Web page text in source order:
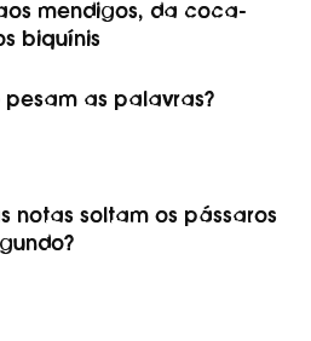
mendigos, da coca-
biquínis
as palavras?
notas soltam os pássaros